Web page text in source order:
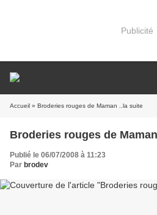
Publicité
Accueil » Broderies rouges de Maman ..la suite
Broderies rouges de
Publié le 06/07/2008 à 11:23
Par brodev